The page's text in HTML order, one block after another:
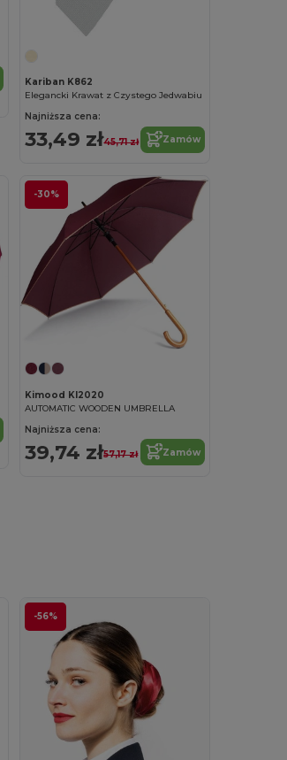
Kariban K862
Elegancki Krawat z Czystego Jedwabiu
Najniższa cena:
33,49 zł45,71 zł Zamów
-30%
Kimood KI2020
AUTOMATIC WOODEN UMBRELLA
Najniższa cena:
39,74 zł57,17 zł Zamów
-56%